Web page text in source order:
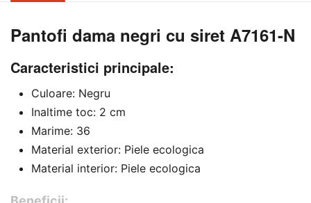
Pantofi dama negri cu siret A7161-N
Caracteristici principale:
Culoare: Negru
Inaltime toc: 2 cm
Marime: 36
Material exterior: Piele ecologica
Material interior: Piele ecologica